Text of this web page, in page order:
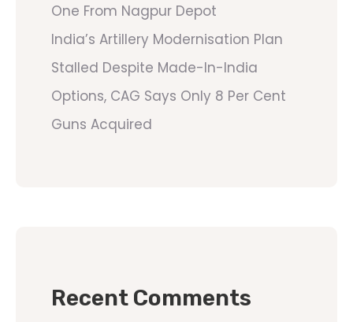
One From Nagpur Depot
India’s Artillery Modernisation Plan
Stalled Despite Made-In-India
Options, CAG Says Only 8 Per Cent
Guns Acquired
Recent Comments